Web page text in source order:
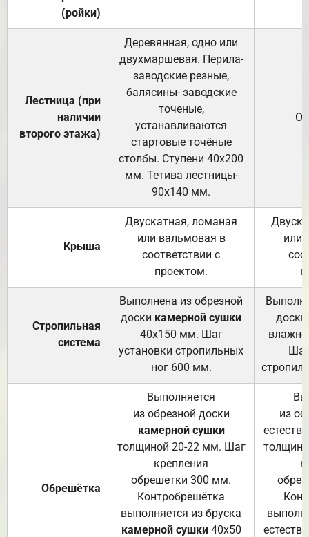
(ройки)
Лестница (при
наличии
второго этажа)
Деревянная, одно или
двухмаршевая. Перила-
заводские резные,
балясины- заводские
точеные,
устанавливаются
стартовые точёные
столбы. Ступени 40х200
мм. Тетива лестницы-
90х140 мм.
Крыша
Двускатная, ломаная
или вальмовая в
соответствии с
проектом.
или
Стропильная
система
Выполнена из обрезной
доски камерной сушки
40х150 мм. Шаг
установки стропильных
ног 600 мм.
доски
Обрешётка
Выполняется
из обрезной доски
камерной сушки
толщиной 20-22 мм. Шаг
крепления
обрешетки 300 мм.
Контробрешётка
выполняется из бруска
камерной сушки40х50
из